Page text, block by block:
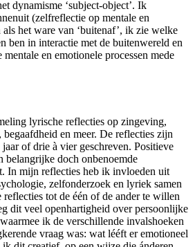
dynamisme ‘subject-object’. Ik
(zelfreflectie op mentale en
als het ware van ‘buitenaf’, ik zie welke
ben in interactie met de buitenwereld en
en emotionele processen mede
lyrische reflecties op zingeving,
en meer. De reflecties zijn
of drie à vier geschreven. Positieve
belangrijke doch onbenoemde
In mijn reflecties heb ik invloeden uit
zelfonderzoek en lyriek samen
tot de één of de ander te willen
dit veel openhartigheid over persoonlijke
ik de verschillende invalshoeken
vraag was: wat lééft er emotioneel